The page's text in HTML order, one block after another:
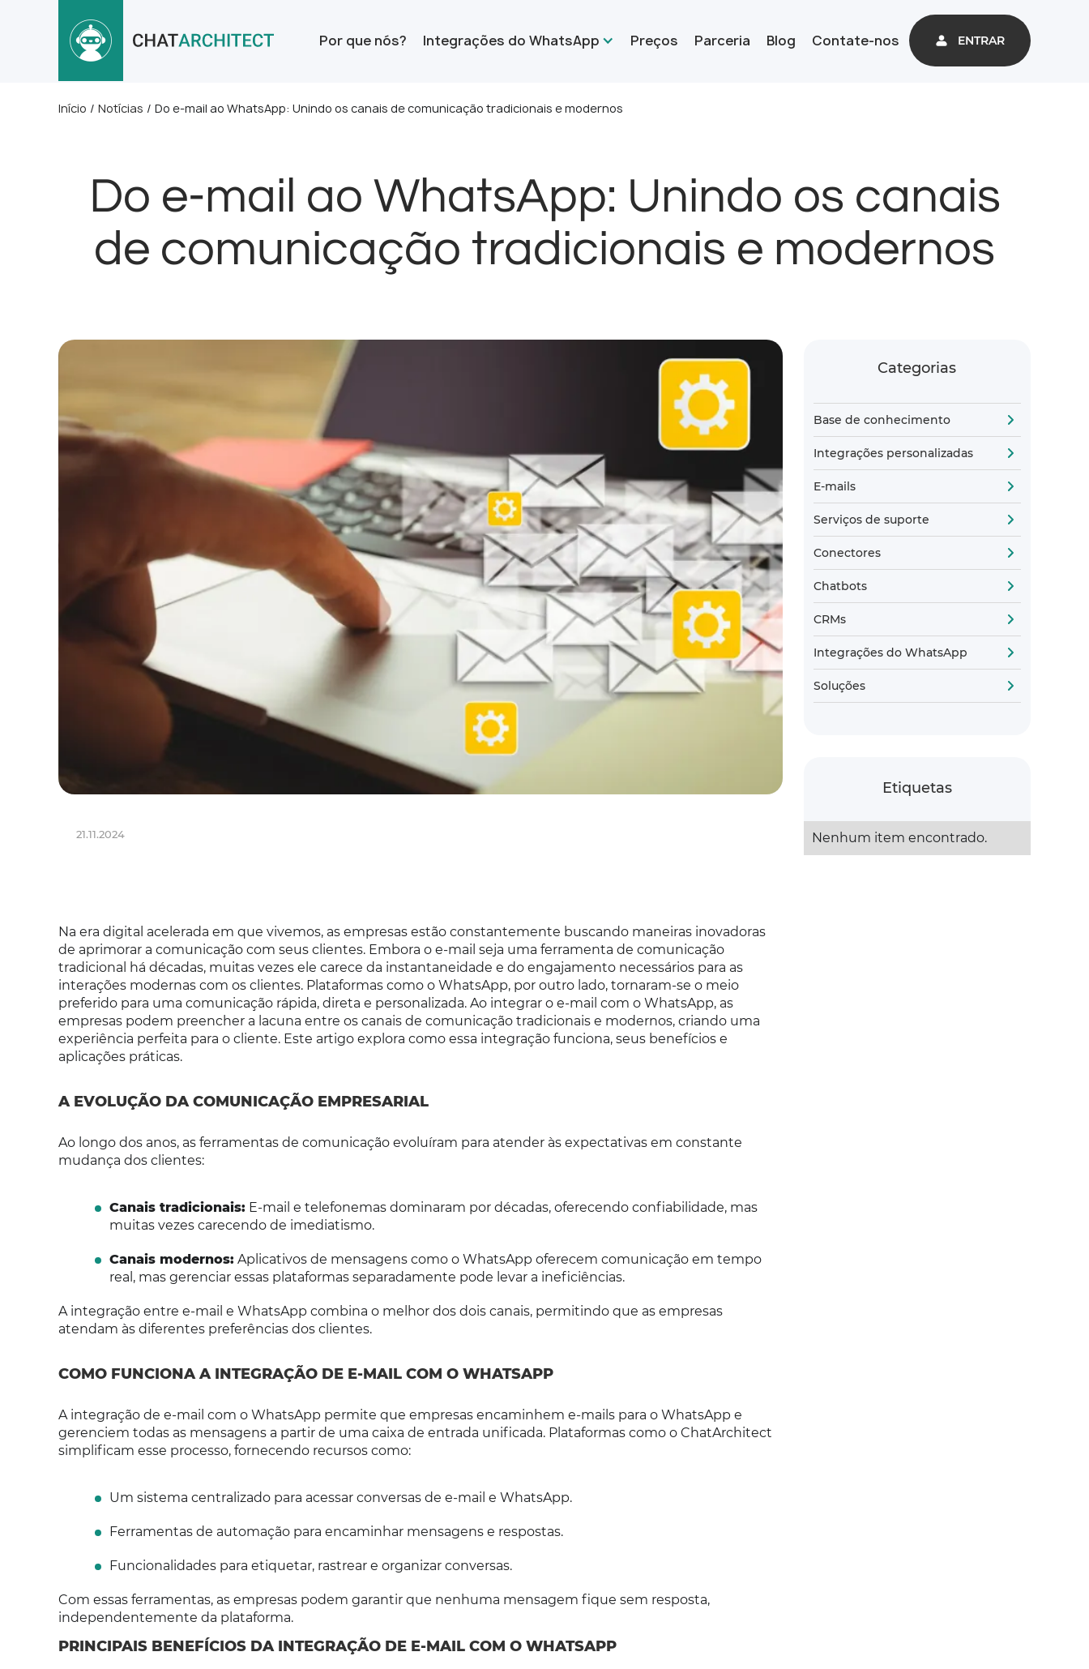
Por que nós? Integrações do WhatsApp Preços Parceria Blog Contate-nos ENTRAR
Início / Notícias / Do e-mail ao WhatsApp: Unindo os canais de comunicação tradicionais e modernos
Do e-mail ao WhatsApp: Unindo os canais
de comunicação tradicionais e modernos
21.11.2024
Na era digital acelerada em que vivemos, as empresas estão constantemente buscando maneiras inovadoras
de aprimorar a comunicação com seus clientes. Embora o e-mail seja uma ferramenta de comunicação
tradicional há décadas, muitas vezes ele carece da instantaneidade e do engajamento necessários para as
interações modernas com os clientes. Plataformas como o WhatsApp, por outro lado, tornaram-se o meio
preferido para uma comunicação rápida, direta e personalizada. Ao integrar o e-mail com o WhatsApp, as
empresas podem preencher a lacuna entre os canais de comunicação tradicionais e modernos, criando uma
experiência perfeita para o cliente. Este artigo explora como essa integração funciona, seus benefícios e
aplicações práticas.
A EVOLUÇÃO DA COMUNICAÇÃO EMPRESARIAL
Ao longo dos anos, as ferramentas de comunicação evoluíram para atender às expectativas em constante
mudança dos clientes:
Canais tradicionais: E-mail e telefonemas dominaram por décadas, oferecendo confiabilidade, mas
muitas vezes carecendo de imediatismo.
Canais modernos: Aplicativos de mensagens como o WhatsApp oferecem comunicação em tempo
real, mas gerenciar essas plataformas separadamente pode levar a ineficiências.
A integração entre e-mail e WhatsApp combina o melhor dos dois canais, permitindo que as empresas
atendam às diferentes preferências dos clientes.
COMO FUNCIONA A INTEGRAÇÃO DE E-MAIL COM O WHATSAPP
A integração de e-mail com o WhatsApp permite que empresas encaminhem e-mails para o WhatsApp e
gerenciem todas as mensagens a partir de uma caixa de entrada unificada. Plataformas como o ChatArchitect
simplificam esse processo, fornecendo recursos como:
Um sistema centralizado para acessar conversas de e-mail e WhatsApp.
Ferramentas de automação para encaminhar mensagens e respostas.
Funcionalidades para etiquetar, rastrear e organizar conversas.
Com essas ferramentas, as empresas podem garantir que nenhuma mensagem fique sem resposta,
independentemente da plataforma.
PRINCIPAIS BENEFÍCIOS DA INTEGRAÇÃO DE E-MAIL COM O WHATSAPP
Categorias
Base de conhecimento
Integrações personalizadas
E-mails
Serviços de suporte
Conectores
Chatbots
CRMs
Integrações do WhatsApp
Soluções
Etiquetas
Nenhum item encontrado.